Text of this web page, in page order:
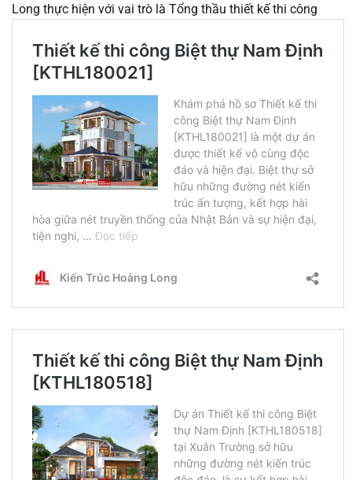
Long thực hiện với vai trò là Tổng thầu thiết kế thi công